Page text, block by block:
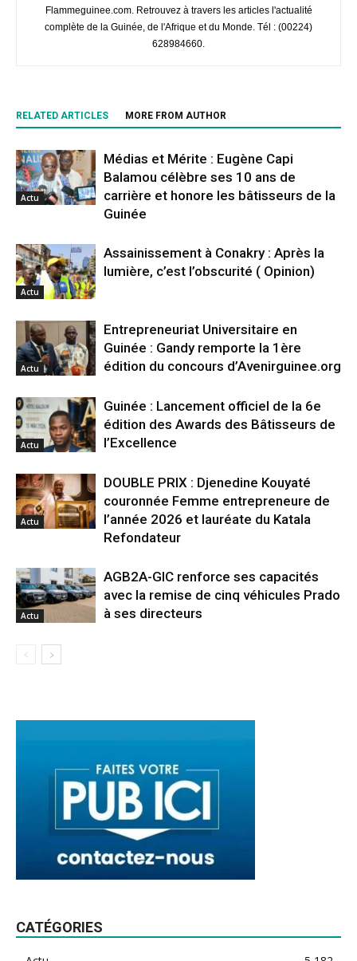
Flammeguinee.com. Retrouvez à travers les articles l'actualité
complète de la Guinée, de l'Afrique et du Monde. Tél : (00224)
628984660.
RELATED ARTICLES MORE FROM AUTHOR
Actu
Médias et Mérite : Eugène Capi
Balamou célèbre ses 10 ans de
carrière et honore les bâtisseurs de la
Guinée
Actu
Assainissement à Conakry : Après la
lumière, c’est l’obscurité ( Opinion)
Actu
Entrepreneuriat Universitaire en
Guinée : Gandy remporte la 1ère
édition du concours d’Avenirguinee.org
Actu
Guinée : Lancement officiel de la 6e
édition des Awards des Bâtisseurs de
l’Excellence
Actu
DOUBLE PRIX : Djenedine Kouyaté
couronnée Femme entrepreneure de
l’année 2026 et lauréate du Katala
Refondateur
Actu
AGB2A-GIC renforce ses capacités
avec la remise de cinq véhicules Prado
à ses directeurs
CATÉGORIES